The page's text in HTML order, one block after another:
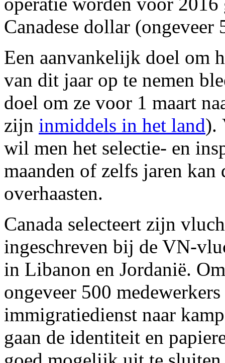
Canadese dollar
Een aanvankelijk doel om
van dit jaar op te nemen
doel om ze voor 1 maart
zijn inmiddels in het land).
wil men het selectie- en
maanden of zelfs jaren kan
overhaasten.
Canada selecteert zijn
ingeschreven bij de VN-
in Libanon en Jordanië.
ongeveer 500
immigratiedienst naar
gaan de identiteit en